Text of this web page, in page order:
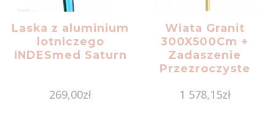
Laska z aluminium
lotniczego
INDESmed Saturn
269,00zł
Wiata Granit
300X500Cm +
Zadaszenie
Przezroczyste
1 578,15zł